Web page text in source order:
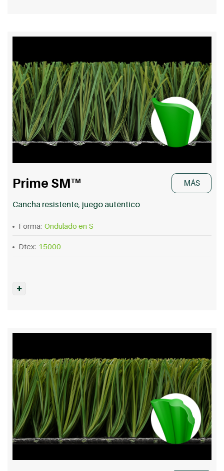
Prime SMTM MÁS
Cancha resistente, juego auténtico
Forma: Ondulado en S
Dtex: 15000